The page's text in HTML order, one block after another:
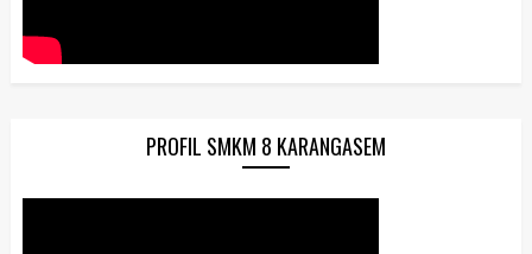
PROFIL SMKM 8 KARANGASEM